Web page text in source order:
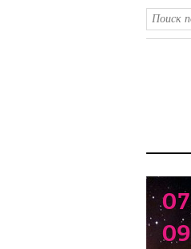
07
09